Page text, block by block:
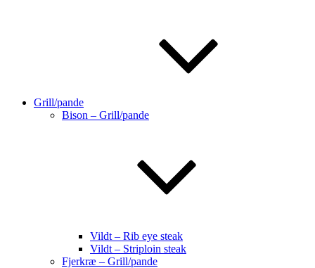
Grill/pande
Bison – Grill/pande
Vildt – Rib eye steak
Vildt – Striploin steak
Fjerkræ – Grill/pande